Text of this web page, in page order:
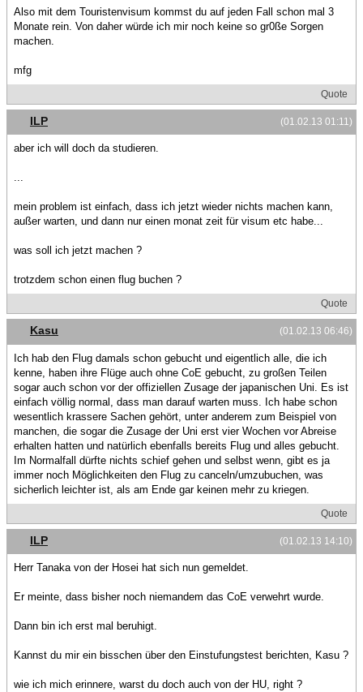
Also mit dem Touristenvisum kommst du auf jeden Fall schon mal 3
Monate rein. Von daher würde ich mir noch keine so gr0ße Sorgen
machen.
mfg
Quote
(01.02.13 01:11)
ILP
aber ich will doch da studieren.
...
mein problem ist einfach, dass ich jetzt wieder nichts machen kann,
außer warten, und dann nur einen monat zeit für visum etc habe...
was soll ich jetzt machen ?
trotzdem schon einen flug buchen ?
Quote
(01.02.13 06:46)
Kasu
Ich hab den Flug damals schon gebucht und eigentlich alle, die ich
kenne, haben ihre Flüge auch ohne CoE gebucht, zu großen Teilen
sogar auch schon vor der offiziellen Zusage der japanischen Uni. Es ist
einfach völlig normal, dass man darauf warten muss. Ich habe schon
wesentlich krassere Sachen gehört, unter anderem zum Beispiel von
manchen, die sogar die Zusage der Uni erst vier Wochen vor Abreise
erhalten hatten und natürlich ebenfalls bereits Flug und alles gebucht.
Im Normalfall dürfte nichts schief gehen und selbst wenn, gibt es ja
immer noch Möglichkeiten den Flug zu canceln/umzubuchen, was
sicherlich leichter ist, als am Ende gar keinen mehr zu kriegen.
Quote
(01.02.13 14:10)
ILP
Herr Tanaka von der Hosei hat sich nun gemeldet.
Er meinte, dass bisher noch niemandem das CoE verwehrt wurde.
Dann bin ich erst mal beruhigt.
Kannst du mir ein bisschen über den Einstufungstest berichten, Kasu ?
wie ich mich erinnere, warst du doch auch von der HU, right ?